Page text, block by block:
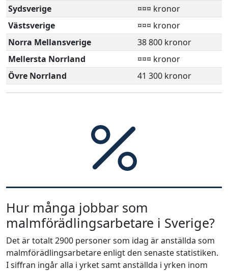
Sydsverige
¤¤¤ kronor
Västsverige
¤¤¤ kronor
Norra Mellansverige
38 800 kronor
Mellersta Norrland
¤¤¤ kronor
Övre Norrland
41 300 kronor
Hur många jobbar som
malmförädlingsarbetare i Sverige?
Det är totalt 2900 personer som idag är anställda som
malmförädlingsarbetare enligt den senaste statistiken.
I siffran ingår alla i yrket samt anställda i yrken inom